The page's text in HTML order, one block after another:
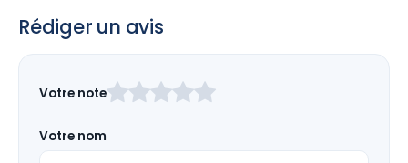
Rédiger un avis
ce
vide
Votre note
Votre nom